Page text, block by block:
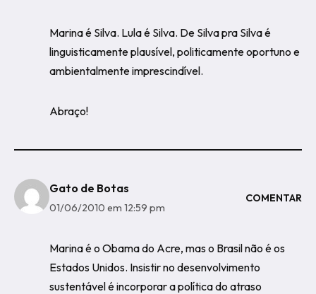
Marina é Silva. Lula é Silva. De Silva pra Silva é
linguisticamente plausível, politicamente oportuno e
ambientalmente imprescindível.
Abraço!
Gato de Botas
01/06/2010 em 12:59 pm
COMENTAR
Marina é o Obama do Acre, mas o Brasil não é os
Estados Unidos. Insistir no desenvolvimento
sustentável é incorporar a política do atraso